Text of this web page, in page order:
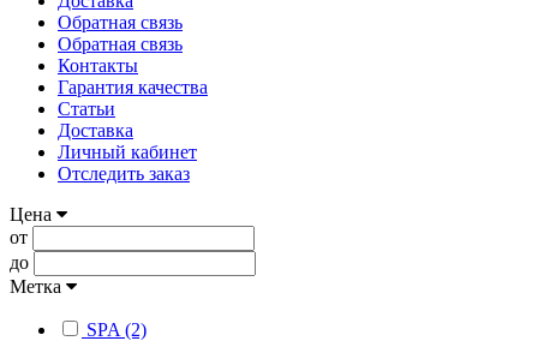
Обратная связь
Обратная связь
Контакты
Гарантия качества
Статьи
Доставка
Личный кабинет
Отследить заказ
Цена
от
до
Метка
SPA (2)